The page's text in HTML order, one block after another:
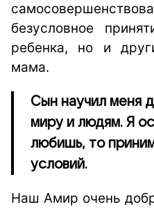
безусловное
ребенка, но и
мама.
Сын научил меня
миру и людям. Я
любишь, то
условий.
Наш Амир очень